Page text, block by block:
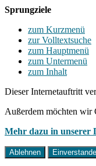
Sprungziele
zum Kurzmenü
zur Volltextsuche
zum Hauptmenü
zum Untermenü
zum Inhalt
Dieser Internetauftritt
Außerdem möchten wir
Mehr dazu in unserer
Ablehnen